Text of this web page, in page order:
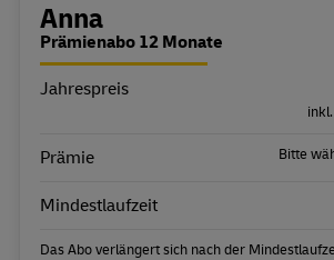
Bestellübersicht
Anna
Prämienabo 12 Monate
Eigenschaft
Jahrespreis
Prämie Bitte
Mindestlaufzeit
Das Abo verlängert sich nach der